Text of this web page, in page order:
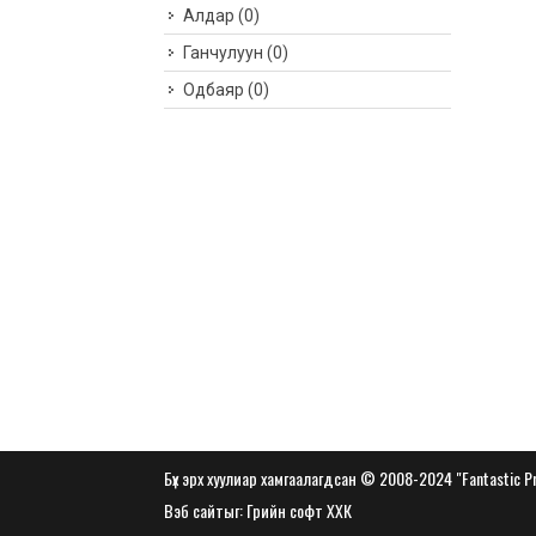
Алдар (0)
Ганчулуун (0)
Одбаяр (0)
Бүх эрх хуулиар хамгаалагдсан © 2008-2024 "Fantastic
Вэб сайтыг:Грийн софт ХХК